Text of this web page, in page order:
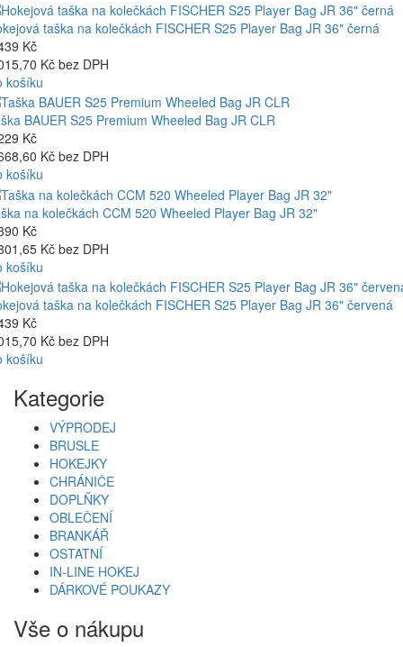
taška na kolečkách FISCHER S25 Player Bag JR 36" černá
Kč
Kč bez DPH
košíku
BAUER S25 Premium Wheeled Bag JR CLR
Kč
Kč bez DPH
košíku
na kolečkách CCM 520 Wheeled Player Bag JR 32"
Kč
Kč bez DPH
košíku
taška na kolečkách FISCHER S25 Player Bag JR 36" červená
Kč
Kč bez DPH
košíku
Kategorie
VÝPRODEJ
BRUSLE
HOKEJKY
CHRÁNIČE
DOPLŇKY
OBLEČENÍ
BRANKÁŘ
OSTATNÍ
IN-LINE HOKEJ
DÁRKOVÉ POUKAZY
Vše o nákupu